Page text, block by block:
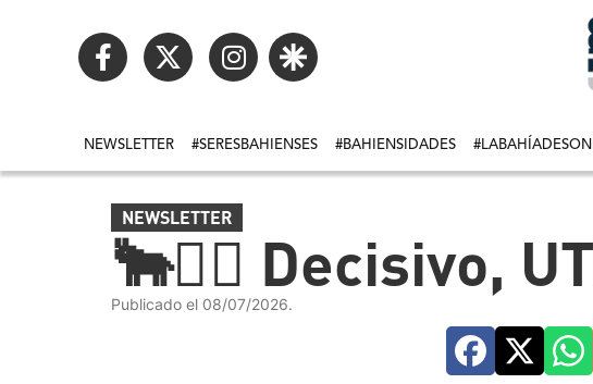
NEWSLETTER #SERESBAHIENSES #BAHIENSIDADES
NEWSLETTER
🐂👷‍♂️ Decisivo,
Publicado el 08/07/2026.